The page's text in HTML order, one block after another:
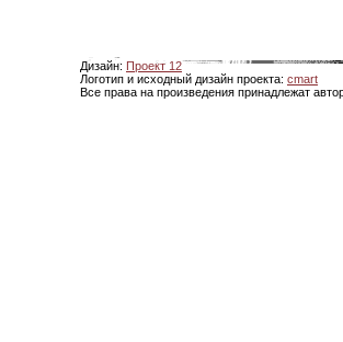
Дизайн: Проект 12
Логотип и исходный дизайн проекта: cmart
Все права на произведения принадлежат